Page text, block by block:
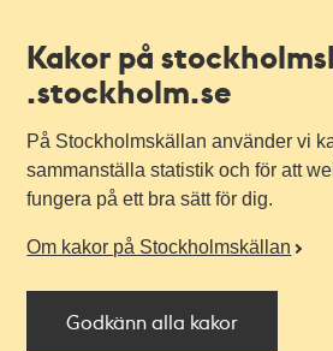
Kakor på
.stockholm.se
På Stockholmskällan använder vi
sammanställa statistik och för att
fungera på ett bra sätt för dig.
Om kakor på Stockholmskällan
Godkänn alla kakor